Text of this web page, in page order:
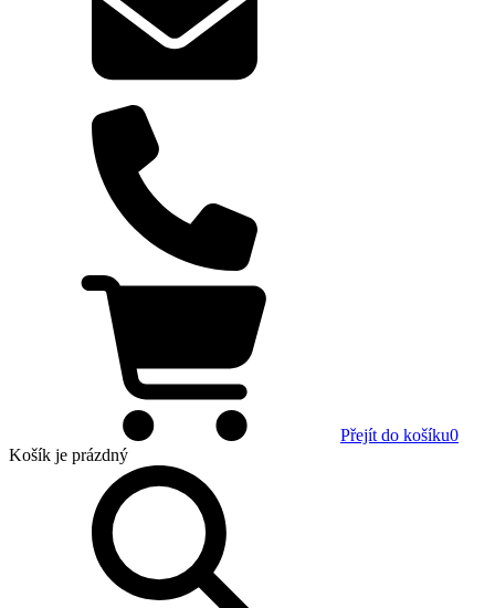
Přejít do košíku0
Košík je prázdný